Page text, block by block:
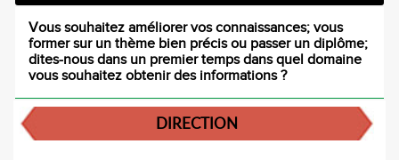
Vous souhaitez améliorer vos connaissances; vous
former sur un thème bien précis ou passer un diplôme;
dites-nous dans un premier temps dans quel domaine
vous souhaitez obtenir des informations ?
DIRECTION